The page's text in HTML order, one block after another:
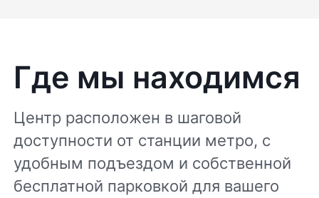
Где мы находимся
Центр расположен в шаговой
доступности от станции метро, с
удобным подъездом и собственной
бесплатной парковкой для вашего